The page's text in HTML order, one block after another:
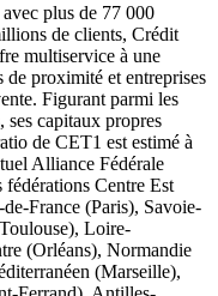
plus de 77 000
de clients, Crédit
multiservice à une
de proximité et entreprises
Figurant parmi les
ses capitaux propres
de CET1 est estimé à
Alliance Fédérale
fédérations Centre Est
France (Paris), Savoie-
Loire-
(Orléans), Normandie
(Marseille),